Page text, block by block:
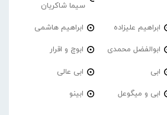
سیما شاکریان
ابراهیم علیزاده ابراهیم هاشمی
ابوالفضل محمدی ابوچ و اقرار
ابی ابی عالی
ابی و میگوعل ابینو